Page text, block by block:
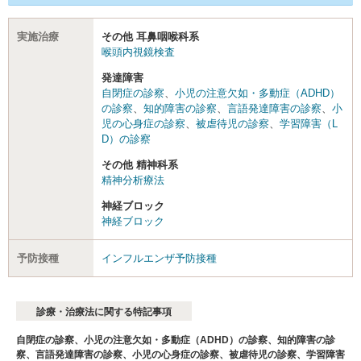
実施治療
その他 耳鼻咽喉科系
喉頭内視鏡検査
発達障害
自閉症の診察、 小児の注意欠如・多動症（ADHD）
の診察、 知的障害の診察、 言語発達障害の診察、 小
児の心身症の診察、 被虐待児の診察、 学習障害（L
D）の診察
その他 精神科系
精神分析療法
神経ブロック
神経ブロック
予防接種 インフルエンザ予防接種
診療・治療法に関する特記事項
自閉症の診察、小児の注意欠如・多動症（ADHD）の診察、知的障害の診
察、言語発達障害の診察、小児の心身症の診察、被虐待児の診察、学習障害